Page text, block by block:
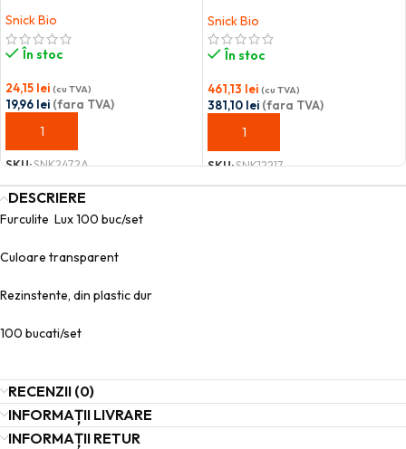
Snick Bio
În stoc
24,15 lei (cu TVA)
19,96 lei (fara TVA)
ADAUGĂ ÎN COȘ
SKU:SNK2472A
Snick Bio
În stoc
461,13 lei (cu TVA)
381,10 lei (fara TVA)
ADAUGĂ ÎN COȘ
SKU:SNK12217
DESCRIERE
Furculite Lux 100 buc/set
Culoare transparent
Rezinstente, din plastic dur
100 bucati/set
RECENZII (0)
INFORMAȚII LIVRARE
INFORMAȚII RETUR